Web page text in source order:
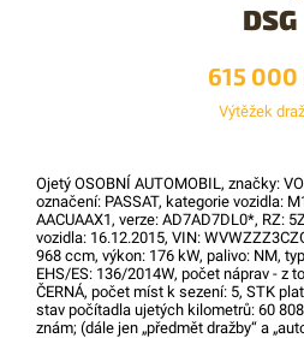
DSG
615 000
Výtěžek
Ojetý OSOBNÍ AUTOMOBIL, značky:
označení: PASSAT, kategorie vozidla:
AACUAAX1, verze: AD7AD7DL0*, RZ:
vozidla: 16.12.2015, VIN:
968 ccm, výkon: 176 kW, palivo: NM,
EHS/ES: 136/2014W, počet náprav - z
ČERNÁ, počet míst k sezení: 5, STK
stav počítadla ujetých kilometrů: 60
znám; (dále jen „předmět dražby“ a